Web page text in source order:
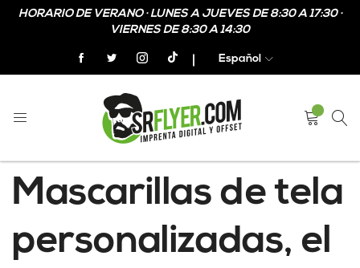
HORARIO DE VERANO · LUNES A JUEVES DE 8:30 A 17:30 ·
VIERNES DE 8:30 A 14:30
Español
Mascarillas de tela
personalizadas, el